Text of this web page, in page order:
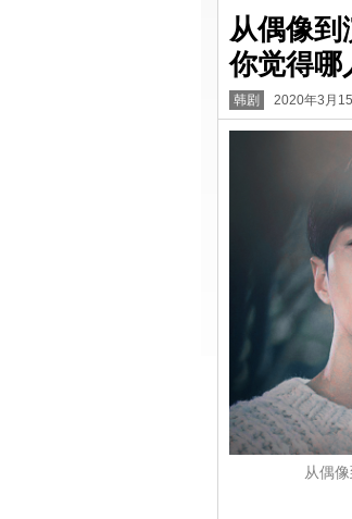
从偶像到
你觉得哪
韩剧 2020年3月
从偶